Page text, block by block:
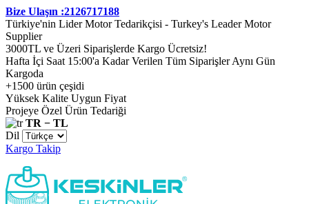
Bize Ulaşın :2126717188
Türkiye'nin Lider Motor Tedarikçisi - Turkey's Leader Motor
Supplier
3000TL ve Üzeri Siparişlerde Kargo Ücretsiz!
Hafta İçi Saat 15:00'a Kadar Verilen Tüm Siparişler Aynı Gün
Kargoda
+1500 ürün çeşidi
Yüksek Kalite Uygun Fiyat
Projeye Özel Ürün Tedariği
TR − TL
Dil
Kargo Takip